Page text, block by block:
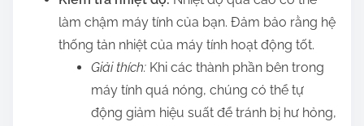
làm chậm máy tính của bạn. Đảm bảo rằng hệ
thống tản nhiệt của máy tính hoạt động tốt.
Giải thích: Khi các thành phần bên trong
máy tính quá nóng, chúng có thể tự
động giảm hiệu suất để tránh bị hư hỏng,